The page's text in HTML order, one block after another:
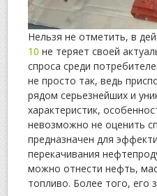
Нельзя не отметить, в
10 не теряет своей
спроса среди
не просто так, ведь
рядом серьезнейших и
характеристик,
невозможно не оценить
предназначен для
перекачивания
можно отнести нефть,
топливо. Более того, его